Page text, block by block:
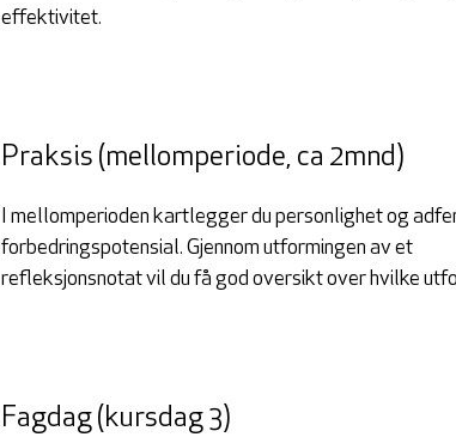
effektivitet.
Praksis (mellomperiode, ca 2mnd)
I mellomperioden kartlegger du personlighet og
forbedringspotensial. Gjennom utformingen av et
refleksjonsnotat vil du få god oversikt over hvilke
Fagdag (kursdag 3)